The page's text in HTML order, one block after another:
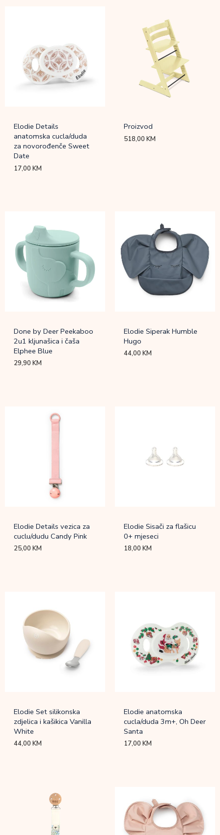
Elodie Details
anatomska cucla/duda
za novorođenče Sweet
Date
17,00KM
Proizvod
518,00KM
Done by Deer Peekaboo
2u1 kljunašica i čaša
Elphee Blue
29,90KM
Elodie Siperak Humble
Hugo
44,00KM
Elodie Details vezica za
cuclu/dudu Candy Pink
25,00KM
Elodie Sisači za flašicu
0+ mjeseci
18,00KM
Elodie Set silikonska
zdjelica i kašikica Vanilla
White
44,00KM
Elodie anatomska
cucla/duda 3m+, Oh Deer
Santa
17,00KM